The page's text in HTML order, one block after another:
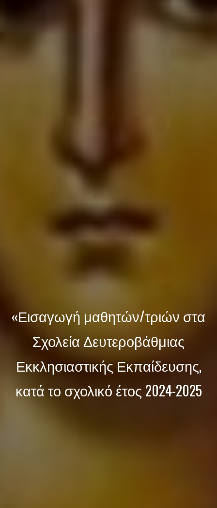
«Εισαγωγή μαθητών/τριών στα
Σχολεία Δευτεροβάθμιας
Εκκλησιαστικής Εκπαίδευσης,
κατά το σχολικό έτος 2024-2025